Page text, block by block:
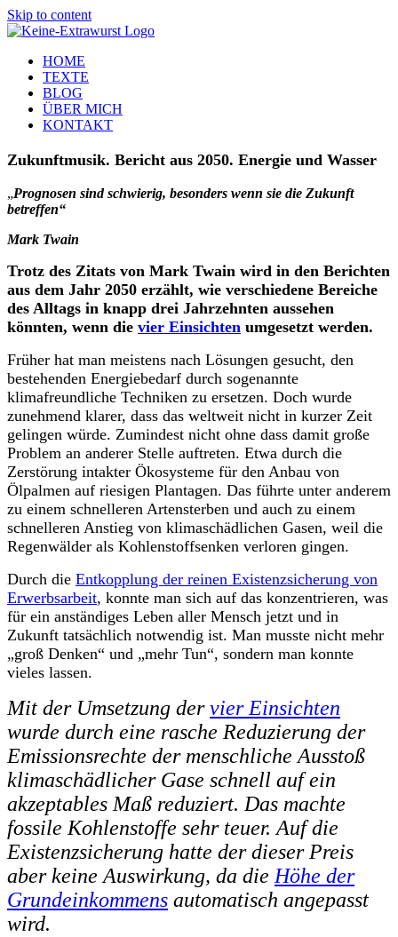
Skip to content
HOME
TEXTE
BLOG
ÜBER MICH
KONTAKT
Zukunftmusik. Bericht aus 2050. Energie und Wasser
„Prognosen sind schwierig, besonders wenn sie die Zukunft
betreffen“
Mark Twain
Trotz des Zitats von Mark Twain wird in den Berichten
aus dem Jahr 2050 erzählt, wie verschiedene Bereiche
des Alltags in knapp drei Jahrzehnten aussehen
könnten, wenn die vier Einsichten umgesetzt werden.
Früher hat man meistens nach Lösungen gesucht, den
bestehenden Energiebedarf durch sogenannte
klimafreundliche Techniken zu ersetzen. Doch wurde
zunehmend klarer, dass das weltweit nicht in kurzer Zeit
gelingen würde. Zumindest nicht ohne dass damit große
Problem an anderer Stelle auftreten. Etwa durch die
Zerstörung intakter Ökosysteme für den Anbau von
Ölpalmen auf riesigen Plantagen. Das führte unter anderem
zu einem schnelleren Artensterben und auch zu einem
schnelleren Anstieg von klimaschädlichen Gasen, weil die
Regenwälder als Kohlenstoffsenken verloren gingen.
Durch die Entkopplung der reinen Existenzsicherung von
Erwerbsarbeit, konnte man sich auf das konzentrieren, was
für ein anständiges Leben aller Mensch jetzt und in
Zukunft tatsächlich notwendig ist. Man musste nicht mehr
„groß Denken“ und „mehr Tun“, sondern man konnte
vieles lassen.
Mit der Umsetzung dervier Einsichten
wurde durch eine rasche Reduzierung der
Emissionsrechte der menschliche Ausstoß
klimaschädlicher Gase schnell auf ein
akzeptables Maß reduziert. Das machte
fossile Kohlenstoffe sehr teuer. Auf die
Existenzsicherung hatte der dieser Preis
aber keine Auswirkung, da dieHöhe der
Grundeinkommens automatisch angepasst
wird.